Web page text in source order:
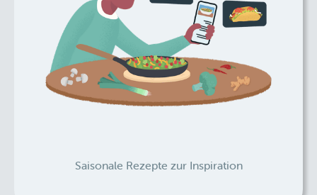
Saisonale Rezepte zur Inspiration